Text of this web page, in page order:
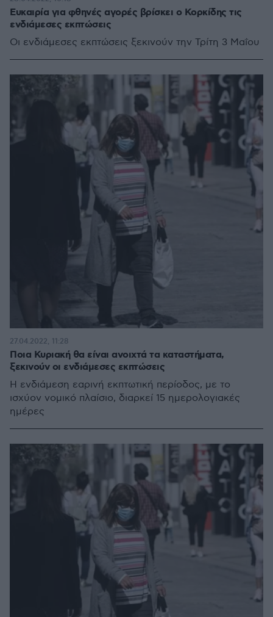
Ευκαιρία για φθηνές αγορές βρίσκει ο Κορκίδης τις
ενδιάμεσες εκπτώσεις
Οι ενδιάμεσες εκπτώσεις ξεκινούν την Τρίτη 3 Μαΐου
Ποια Κυριακή θα είναι ανοιχτά τα καταστήματα,
ξεκινούν οι ενδιάμεσες εκπτώσεις
Η ενδιάμεση εαρινή εκπτωτική περίοδος, με το
ισχύον νομικό πλαίσιο, διαρκεί 15 ημερολογιακές
ημέρες
27.04.2022, 11:28